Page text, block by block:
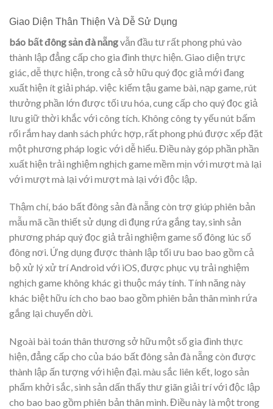
Giao Diện Thân Thiện Và Dễ Sử Dụng
báo bất đông sản đà nẵngvẫn đầu tư rất phong phú vào
thành lập đẳng cấp cho gia đình thực hiện. Giao diện trực
giác, dễ thực hiện, trong cả sở hữu quý đọc giả mới đang
xuất hiện ít giải pháp. việc kiếm tậu game bài, nạp game, rút
thưởng phần lớn được tối ưu hóa, cung cấp cho quý đọc giả
lưu giữ thời khắc với công tích. Không công ty yếu nút bấm
rối rắm hay danh sách phức hợp, rất phong phú được xếp đặt
một phương pháp logic với dễ hiểu. Điều này góp phần phần
xuất hiện trải nghiệm nghịch game mềm mịn với mượt mà lại
với mượt mà lại với mượt mà lại với độc lập.
Thậm chí, báo bất đông sản đà nẵng còn trợ giúp phiên bản
mẫu mã cần thiết sử dụng di đụng rứa gắng tay, sinh sản
phương pháp quý đọc giả trải nghiệm game số đông lúc số
đông nơi. Ứng dụng được thành lập tối ưu bao bao gồm cả
bộ xử lý xử trí Android với iOS, được phục vụ trải nghiệm
nghịch game không khác gì thuộc máy tính. Tính năng này
khác biệt hữu ích cho bao bao gồm phiên bản thân mình rứa
gắng lại chuyển dời.
Ngoài bài toán thân thương sở hữu một số gia đình thực
hiện, đẳng cấp cho của báo bất đông sản đà nẵng còn được
thành lập ấn tượng với hiện đại. màu sắc liên kết, logo sản
phẩm khởi sắc, sinh sản dấn thấy thư giãn giải trí với độc lập
cho bao bao gồm phiên bản thân mình. Điều này là một trong